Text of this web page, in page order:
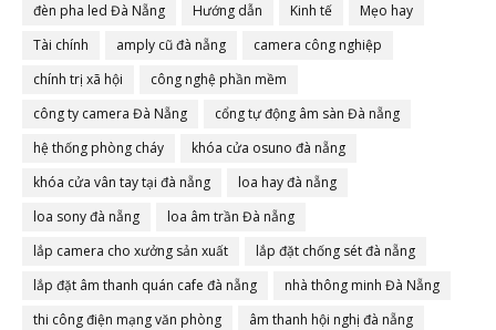
đèn pha led Đà Nẵng
Hướng dẫn Kinh tế
Mẹo hay
Tài chính
amply cũ đà nẵng
camera công nghiệp
chính trị xã hội
công nghệ phần mềm
công ty camera Đà Nẵng
cổng tự động âm sàn Đà nẵng
hệ thống phòng cháy
khóa cửa osuno đà nẵng
khóa cửa vân tay tại đà nẵng
loa hay đà nẵng
loa sony đà nẵng
loa âm trần Đà nẵng
lắp camera cho xưởng sản xuất
lắp đặt chống sét đà nẵng
lắp đặt âm thanh quán cafe đà nẵng
nhà thông minh Đà Nẵng
thi công điện mạng văn phòng
âm thanh hội nghị đà nẵng